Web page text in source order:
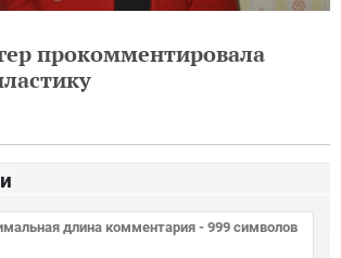
прокомментировала